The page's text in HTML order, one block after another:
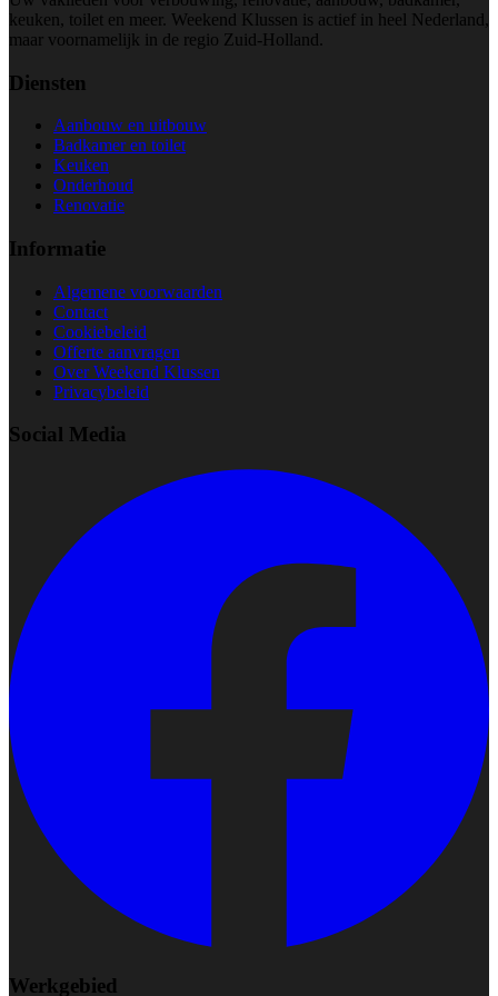
keuken, toilet en meer. Weekend Klussen is actief in heel Nederland,
maar voornamelijk in de regio Zuid-Holland.
Diensten
Aanbouw en uitbouw
Badkamer en toilet
Keuken
Onderhoud
Renovatie
Informatie
Algemene voorwaarden
Contact
Cookiebeleid
Offerte aanvragen
Over Weekend Klussen
Privacybeleid
Social Media
Werkgebied